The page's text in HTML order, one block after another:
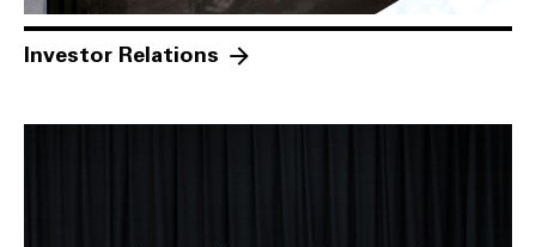
Investor Relations